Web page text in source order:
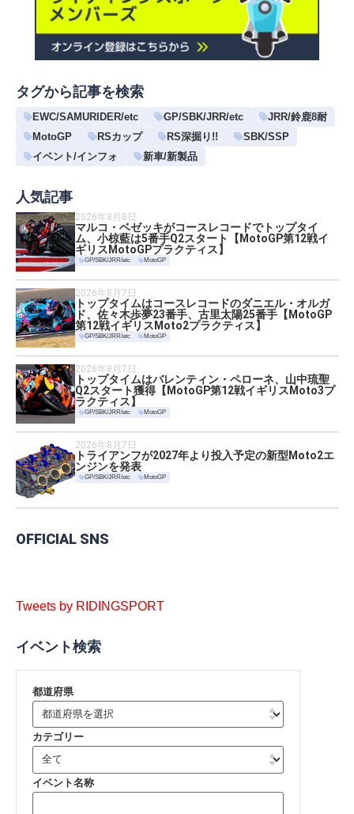
タグから記事を検索
EWC/SAMURIDER/etc GP/SBK/JRR/etc
JRR/鈴鹿8耐
MotoGP
RSカップ RS深掘り!!
SBK/SSP
イベント/インフォ
新車/新製品
人気記事
2026年8月8日
マルコ・ベゼッキがコースレコードでトップタイ
ム、小椋藍は5番手Q2スタート【MotoGP第12戦イ
ギリスMotoGPプラクティス】
GP/SBK/JRR/etc MotoGP
2026年8月7日
トップタイムはコースレコードのダニエル・オルガ
ド、佐々木歩夢23番手、古里太陽25番手【MotoGP
第12戦イギリスMoto2プラクティス】
GP/SBK/JRR/etc MotoGP
2026年8月7日
トップタイムはバレンティン・ペローネ、山中琉聖
Q2スタート獲得【MotoGP第12戦イギリスMoto3プ
ラクティス】
GP/SBK/JRR/etc MotoGP
2026年8月7日
トライアンフが2027年より投入予定の新型Moto2エ
ンジンを発表
GP/SBK/JRR/etc MotoGP
OFFICIAL SNS
Tweets by RIDINGSPORT
イベント検索
都道府県
カテゴリー
イベント名称